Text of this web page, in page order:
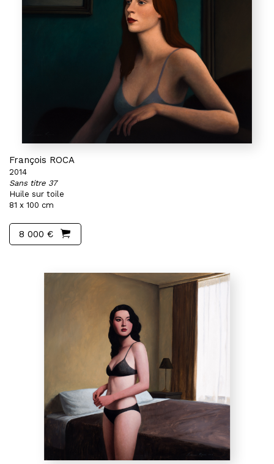
François ROCA
2014
Sans titre 37
Huile sur toile
81 x 100 cm
8 000 €